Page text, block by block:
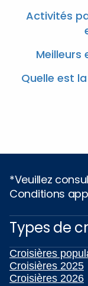
Activités
Meilleurs
Quelle est
*Veuillez
Conditions
Types de
Croisières
Croisières 2025
Croisières 2026